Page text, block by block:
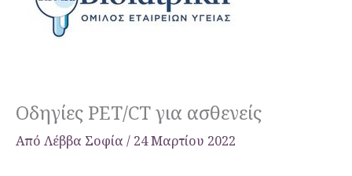
Οδηγίες PET/CT για ασθενείς
Από Λέββα Σοφία / 24 Μαρτίου 2022